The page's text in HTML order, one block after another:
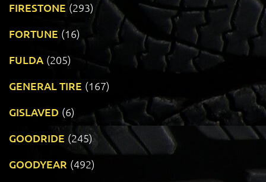
FIRESTONE (293)
FORTUNE (16)
FULDA (205)
GENERAL TIRE (167)
GISLAVED (6)
GOODRIDE (245)
GOODYEAR (492)